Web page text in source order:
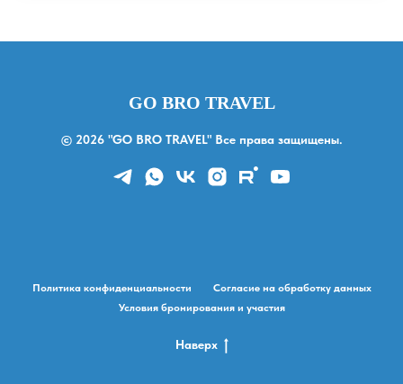
GO BRO TRAVEL
© 2026 "GO BRO TRAVEL" Все права защищены.
Политика конфиденциальности
Согласие на обработку данных
Условия бронирования и участия
Наверх